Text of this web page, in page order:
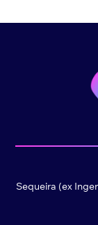
Sequeira (ex